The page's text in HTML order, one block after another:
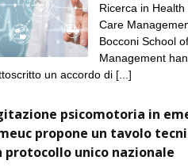
Ricerca in
Care
Bocconi School of
Management
un accordo di [...]
psicomotoria in
propone un tavolo
protocollo unico nazionale